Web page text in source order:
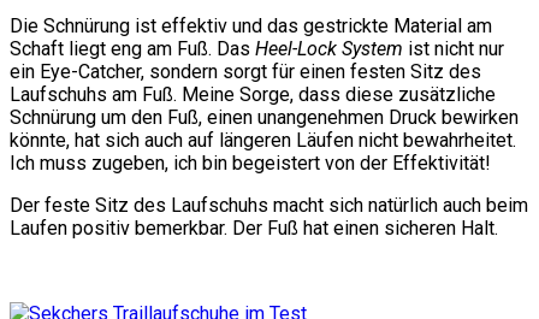
Die Schnürung ist effektiv und das gestrickte Material am
Schaft liegt eng am Fuß. Das Heel-Lock System ist nicht nur
ein Eye-Catcher, sondern sorgt für einen festen Sitz des
Laufschuhs am Fuß. Meine Sorge, dass diese zusätzliche
Schnürung um den Fuß, einen unangenehmen Druck bewirken
könnte, hat sich auch auf längeren Läufen nicht bewahrheitet.
Ich muss zugeben, ich bin begeistert von der Effektivität!
Der feste Sitz des Laufschuhs macht sich natürlich auch beim
Laufen positiv bemerkbar. Der Fuß hat einen sicheren Halt.